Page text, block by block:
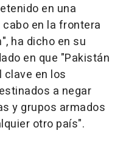
en una
en la frontera
ha dicho en su
en que "Pakistán
clave en los
a negar
y grupos armados
otro país".